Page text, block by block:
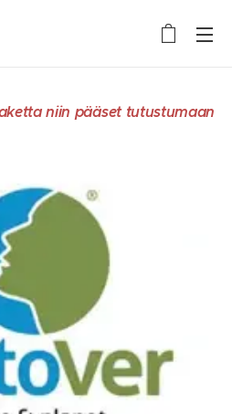
niin pääset tutustumaan